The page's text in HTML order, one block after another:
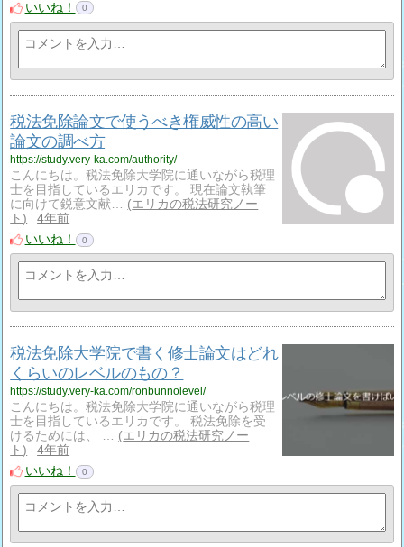
いいね！
0
税法免除論文で使うべき権威性の高い
論文の調べ方
https://study.very-ka.com/authority/
こんにちは。税法免除大学院に通いながら税理
士を目指しているエリカです。 現在論文執筆
に向けて鋭意文献…
エリカの税法研究ノー
ト
4年前
いいね！
0
税法免除大学院で書く修士論文はどれ
くらいのレベルのもの？
https://study.very-ka.com/ronbunnolevel/
こんにちは。税法免除大学院に通いながら税理
士を目指しているエリカです。 税法免除を受
けるためには、 …
エリカの税法研究ノー
ト
4年前
いいね！
0